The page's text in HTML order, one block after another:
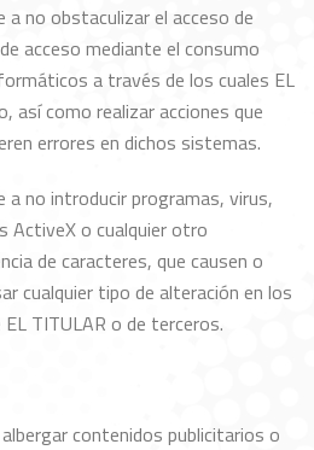
no obstaculizar el acceso de
acceso mediante el consumo
a través de los cuales EL
así como realizar acciones que
errores en dichos sistemas.
a no introducir programas, virus,
ActiveX o cualquier otro
de caracteres, que causen o
cualquier tipo de alteración en los
TITULAR o de terceros.
contenidos publicitarios o